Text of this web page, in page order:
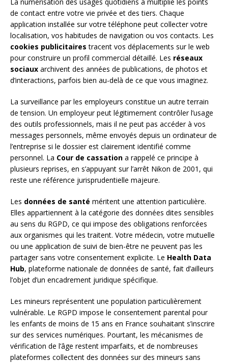
de contact entre votre vie privée et des tiers. Chaque
application installée sur votre téléphone peut collecter votre
localisation, vos habitudes de navigation ou vos contacts. Les
cookies publicitaires tracent vos déplacements sur le web
pour construire un profil commercial détaillé. Les réseaux
sociaux archivent des années de publications, de photos et
d’interactions, parfois bien au-delà de ce que vous imaginez.
La surveillance par les employeurs constitue un autre terrain
de tension. Un employeur peut légitimement contrôler l’usage
des outils professionnels, mais il ne peut pas accéder à vos
messages personnels, même envoyés depuis un ordinateur de
l’entreprise si le dossier est clairement identifié comme
personnel. La Cour de cassation a rappelé ce principe à
plusieurs reprises, en s’appuyant sur l’arrêt Nikon de 2001, qui
reste une référence jurisprudentielle majeure.
Les données de santé méritent une attention particulière.
Elles appartiennent à la catégorie des données dites sensibles
au sens du RGPD, ce qui impose des obligations renforcées
aux organismes qui les traitent. Votre médecin, votre mutuelle
ou une application de suivi de bien-être ne peuvent pas les
partager sans votre consentement explicite. Le Health Data
Hub, plateforme nationale de données de santé, fait d’ailleurs
l’objet d’un encadrement juridique spécifique.
Les mineurs représentent une population particulièrement
vulnérable. Le RGPD impose le consentement parental pour
les enfants de moins de 15 ans en France souhaitant s’inscrire
sur des services numériques. Pourtant, les mécanismes de
vérification de l’âge restent imparfaits, et de nombreuses
plateformes collectent des données sur des mineurs sans